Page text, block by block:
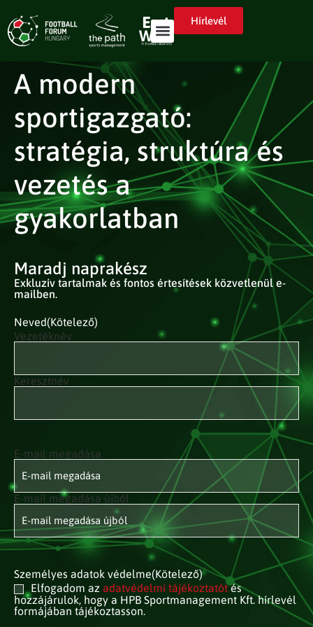
Hírlevél
A modern
sportigazgató:
stratégia, struktúra és
vezetés a
gyakorlatban
Maradj naprakész
Exkluzív tartalmak és fontos értesítések közvetlenül e-
mailben.
Neved(Kötelező)
Vezetéknév
Keresztnév
E-mail
címed(Kötelező)
E-mail megadása
E-mail megadása újból
Személyes adatok védelme(Kötelező)
Elfogadom az adatvédelmi tájékoztatótés
hozzájárulok, hogy a HPB Sportmanagement Kft. hírlevél
formájában tájékoztasson.